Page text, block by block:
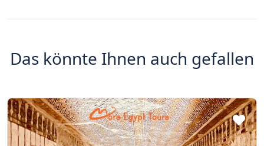
Das könnte Ihnen auch gefallen